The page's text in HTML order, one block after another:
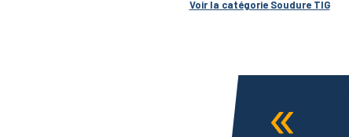
Voir la catégorie Soudure TIG